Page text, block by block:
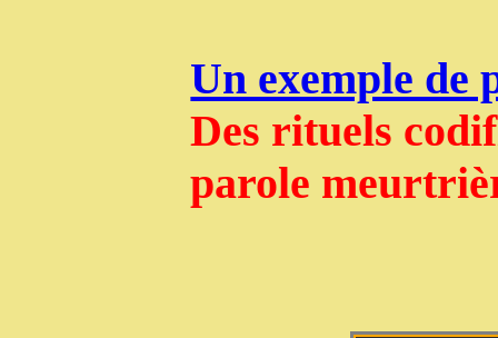
Un exemple de
Des rituels
parole